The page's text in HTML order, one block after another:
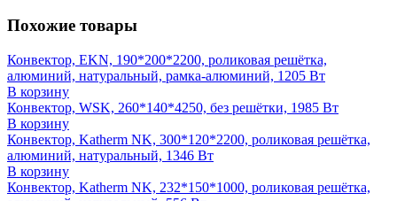
Похожие товары
Конвектор, EKN, 190*200*2200, роликовая решётка,
алюминий, натуральный, рамка-алюминий, 1205 Вт
В корзину
Конвектор, WSK, 260*140*4250, без решётки, 1985 Вт
В корзину
Конвектор, Katherm NK, 300*120*2200, роликовая решётка,
алюминий, натуральный, 1346 Вт
В корзину
Конвектор, Katherm NK, 232*150*1000, роликовая решётка,